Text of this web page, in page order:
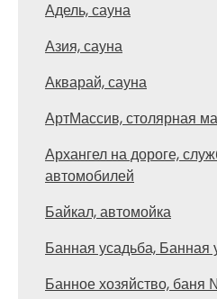
Адель, сауна
Азия, сауна
Акварай, сауна
АртМассив, столярная
Архангел на дороге,
автомобилей
Байкал, автомойка
Банная усадьба, Банная
Банное хозяйство, баня